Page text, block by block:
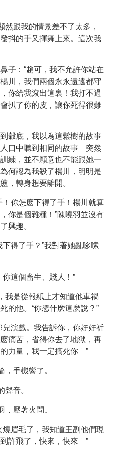
然跟我的情景差不了太多，
抖的手又揮舞上來。這次我
子：“趙可，我不允許你站在
川，我們兩個永永遠遠都守
你給我滾出這裏！我打不過
扒了你的皮，讓你死得很難
穀底，我以為這鬆樹的故事
口中聽到相同的故事，突然
練，並不願意也不能跟她一
何認為我殺了楊川，明明是
，轉身想要離開。
！你怎麽下得了手！楊川就算
你是個雜種！”陳曉羽並沒有
興趣。
得了手？”我對著她亂哆嗦
這個畜生、賤人！”
我是從報紙上才知道他車禍
的他。“你憑什麽這麽說？”
兒演戲。我告訴你，你好好祈
痛苦，省得你去了地獄，再
力量，我一定搞死你！”
手機響了。
聲音。
，壓著火問。
燒眉毛了，我知道王副他們現
許飛了，快來，快來！”